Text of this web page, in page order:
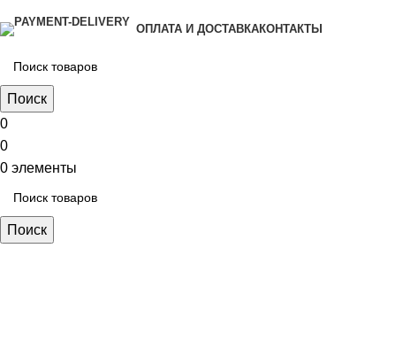
ОПЛАТА И ДОСТАВКАКОНТАКТЫ
Поиск
0
0
0 элементы
Поиск